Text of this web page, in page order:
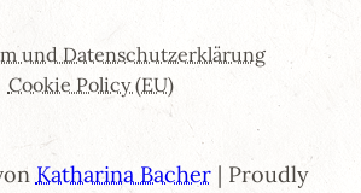
und Datenschutzerklärung
Cookie Policy (EU)
Katharina Bacher| Proudly